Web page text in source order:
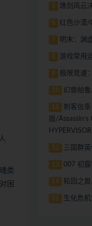
类
困
5 逸剑风云
6 红色沙漠/
7 明末：渊
8 游戏常用
9 极限竞速
10 幻兽帕
11
刺客信
版/Assassin’s
HYPERVISOR
12 三国群
13 007 初露
14 轮回之
15 生化危